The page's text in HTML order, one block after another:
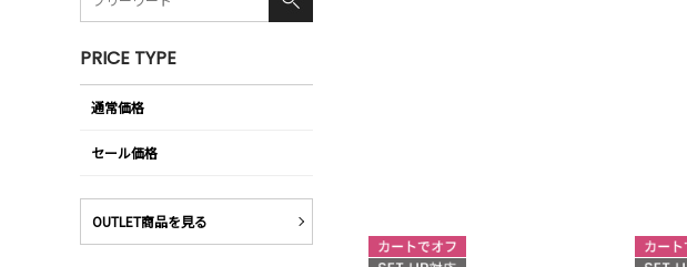
PRICE TYPE
通常価格
セール価格
OUTLET商品を見る